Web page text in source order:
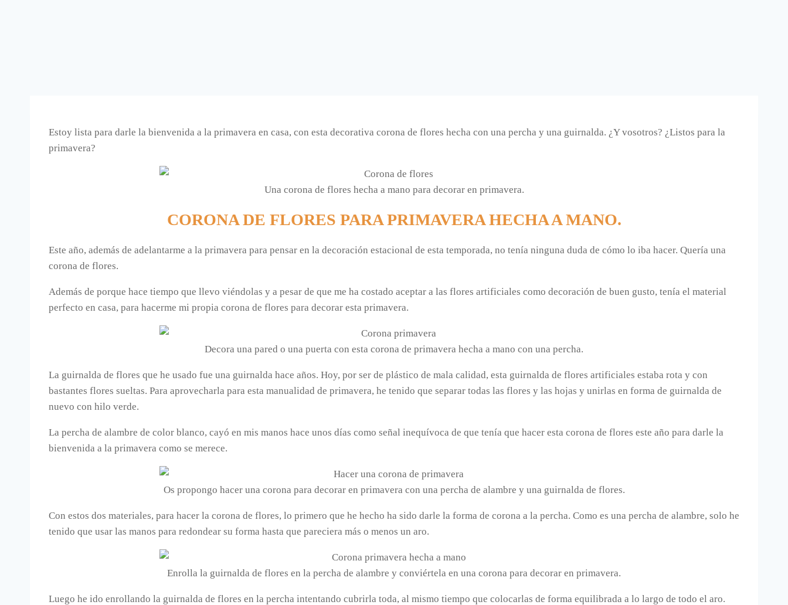
Estoy lista para darle la bienvenida a la primavera en casa, con esta decorativa corona de flores hecha con una percha y una guirnalda. ¿Y vosotros? ¿Listos para la
primavera?
Una corona de flores hecha a mano para decorar en primavera.
CORONA DE FLORES PARA PRIMAVERA HECHA A MANO.
Este año, además de adelantarme a la primavera para pensar en la decoración estacional de esta temporada, no tenía ninguna duda de cómo lo iba hacer. Quería una
corona de flores.
Además de porque hace tiempo que llevo viéndolas y a pesar de que me ha costado aceptar a las flores artificiales como decoración de buen gusto, tenía el material
perfecto en casa, para hacerme mi propia corona de flores para decorar esta primavera.
Decora una pared o una puerta con esta corona de primavera hecha a mano con una percha.
La guirnalda de flores que he usado fue una guirnalda hace años. Hoy, por ser de plástico de mala calidad, esta guirnalda de flores artificiales estaba rota y con
bastantes flores sueltas. Para aprovecharla para esta manualidad de primavera, he tenido que separar todas las flores y las hojas y unirlas en forma de guirnalda de
nuevo con hilo verde.
La percha de alambre de color blanco, cayó en mis manos hace unos días como señal inequívoca de que tenía que hacer esta corona de flores este año para darle la
bienvenida a la primavera como se merece.
Os propongo hacer una corona para decorar en primavera con una percha de alambre y una guirnalda de flores.
Con estos dos materiales, para hacer la corona de flores, lo primero que he hecho ha sido darle la forma de corona a la percha. Como es una percha de alambre, solo he
tenido que usar las manos para redondear su forma hasta que pareciera más o menos un aro.
Enrolla la guirnalda de flores en la percha de alambre y conviértela en una corona para decorar en primavera.
Luego he ido enrollando la guirnalda de flores en la percha intentando cubrirla toda, al mismo tiempo que colocarlas de forma equilibrada a lo largo de todo el aro.